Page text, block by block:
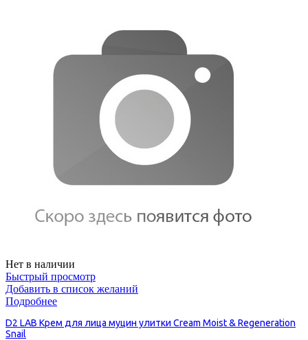
Нет в наличии
Быстрый просмотр
Добавить в список желаний
Подробнее
D2 LAB Крем для лица муцин улитки Cream Moist & Regeneration
Snail